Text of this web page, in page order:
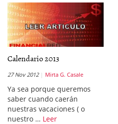
Calendario 2013
27 Nov 2012 Mirta G. Casale
Ya sea porque queremos
saber cuando caerán
nuestras vacaciones ( o
nuestro … Leer